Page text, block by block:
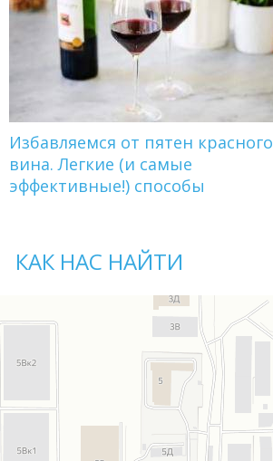
Избавляемся от пятен красного
вина. Легкие (и самые
эффективные!) способы
КАК НАС НАЙТИ